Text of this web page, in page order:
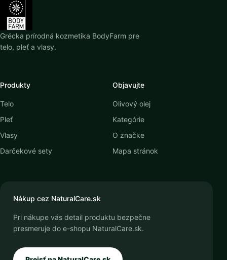
Grécka prírodná kozmetika BodyFarm pre
telo, pleť a vlasy.
Produkty
Telo
Pleť
Vlasy
Darčekové sety
Objavujte
Olivový olej
Kategórie
O značke
Mapa stránok
Nákup cez NaturalCare.sk
Pri nákupe vás detail produktu bezpečne
presmeruje do e-shopu NaturalCare.sk.